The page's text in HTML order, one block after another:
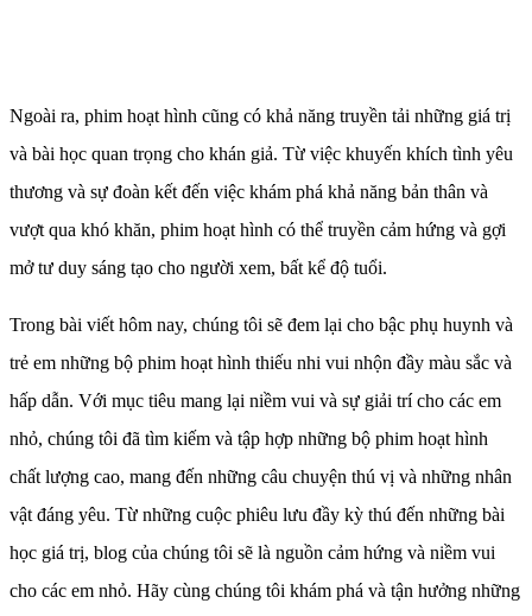
Ngoài ra, phim hoạt hình cũng có khả năng truyền tải những giá trị
và bài học quan trọng cho khán giả. Từ việc khuyến khích tình yêu
thương và sự đoàn kết đến việc khám phá khả năng bản thân và
vượt qua khó khăn, phim hoạt hình có thể truyền cảm hứng và gợi
mở tư duy sáng tạo cho người xem, bất kể độ tuổi.
Trong bài viết hôm nay, chúng tôi sẽ đem lại cho bậc phụ huynh và
trẻ em những bộ phim hoạt hình thiếu nhi vui nhộn đầy màu sắc và
hấp dẫn. Với mục tiêu mang lại niềm vui và sự giải trí cho các em
nhỏ, chúng tôi đã tìm kiếm và tập hợp những bộ phim hoạt hình
chất lượng cao, mang đến những câu chuyện thú vị và những nhân
vật đáng yêu. Từ những cuộc phiêu lưu đầy kỳ thú đến những bài
học giá trị, blog của chúng tôi sẽ là nguồn cảm hứng và niềm vui
cho các em nhỏ. Hãy cùng chúng tôi khám phá và tận hưởng những